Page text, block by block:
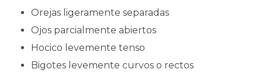
Orejas ligeramente separadas
Ojos parcialmente abiertos
Hocico levemente tenso
Bigotes levemente curvos o rectos